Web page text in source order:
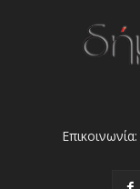
Επικοινωνία: